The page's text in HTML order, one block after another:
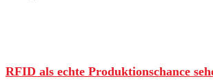
RFID als echte Produktionschance